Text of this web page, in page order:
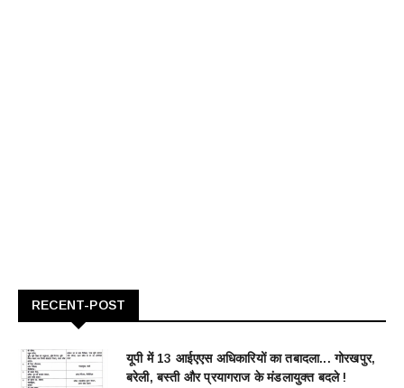
RECENT-POST
यूपी में 13 आईएएस अधिकारियों का तबादला... गोरखपुर,
बरेली, बस्ती और प्रयागराज के मंडलायुक्त बदले !